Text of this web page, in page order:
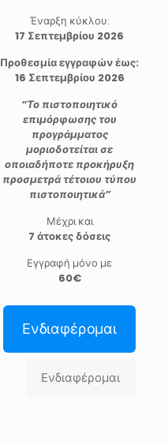
Έναρξη κύκλου:
17 Σεπτεμβρίου 2026
Προθεσμία εγγραφών έως:
16 Σεπτεμβρίου 2026
“Το πιστοποιητικό
επιμόρφωσης του
προγράμματος
μοριοδοτείται σε
οποιαδήποτε προκήρυξη
προσμετρά τέτοιου τύπου
πιστοποιητικά”
Μέχρι και
7 άτοκες δόσεις
Εγγραφή μόνο με
60€
Ενδιαφέρομαι
Ενδιαφέρομαι